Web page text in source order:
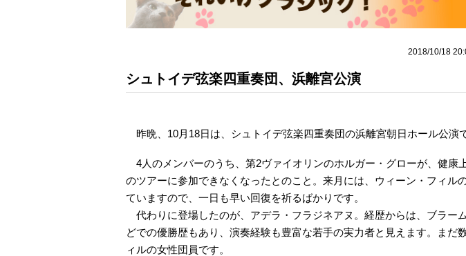
2018/10/18
シュトイデ弦楽四重奏団、浜離宮公演
昨晩、10月18日は、シュトイデ弦楽四重奏団の浜離宮朝日ホール公演
4人のメンバーのうち、第2ヴァイオリンのホルガー・グローが、健康
のツアーに参加できなくなったとのこと。来月には、ウィーン・フィル
ていますので、一日も早い回復を祈るばかりです。
代わりに登場したのが、アデラ・フラジネアヌ。経歴からは、ブラー
どでの優勝歴もあり、演奏経験も豊富な若手の実力者と見えます。まだ
ィルの女性団員です。